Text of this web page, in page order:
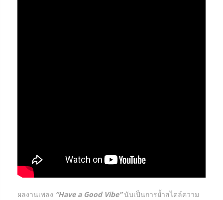
ผลงานเพลง “Have a Good Vibe”นับเป็นการย้ำสไตล์ความ